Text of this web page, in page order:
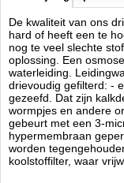
Aquaholland
Manufactured by:
Model:OS-103601
Product ID:
3.4118 99.95 99.95
New
De kwaliteit van ons
hard of heeft een te
nog te veel slechte
oplossing. Een
waterleiding.
drievoudig gefilterd: -
gezeefd. Dat zijn
wormpjes en andere
gebeurt met een 3-
hypermembraan
worden
koolstoffilter, waar